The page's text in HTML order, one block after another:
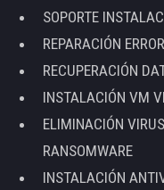
SOPORTE
REPARACIÓN
RECUPERACIÓN
INSTALACIÓN VM
ELIMINACIÓN
RANSOMWARE
INSTALACIÓN